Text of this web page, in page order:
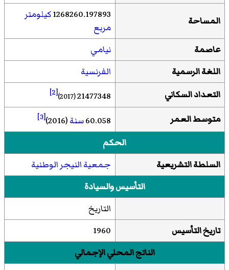
المساحة 1268260.197893كيلومتر
مربع
عاصمة
نيامي
اللغة الرسمية
الفرنسية
التعداد السكاني
21477348
(2017)
[2]
متوسط العمر 60.058سنة(2016)
[3]
الحكم
السلطة التشريعية
جمعية النيجر الوطنية
التأسيس والسيادة
التاريخ
تاريخ التأسيس
1960
الناتج المحلي الإجمالي